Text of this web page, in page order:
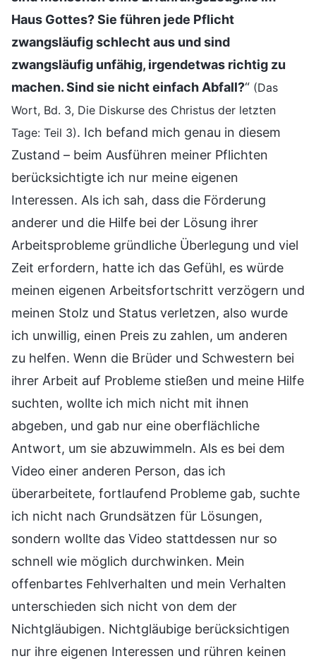
Haus Gottes? Sie führen jede Pflicht
zwangsläufig schlecht aus und sind
zwangsläufig unfähig, irgendetwas richtig zu
machen. Sind sie nicht einfach Abfall?“ (Das
Wort, Bd. 3, Die Diskurse des Christus der letzten
Tage: Teil 3). Ich befand mich genau in diesem
Zustand – beim Ausführen meiner Pflichten
berücksichtigte ich nur meine eigenen
Interessen. Als ich sah, dass die Förderung
anderer und die Hilfe bei der Lösung ihrer
Arbeitsprobleme gründliche Überlegung und viel
Zeit erfordern, hatte ich das Gefühl, es würde
meinen eigenen Arbeitsfortschritt verzögern und
meinen Stolz und Status verletzen, also wurde
ich unwillig, einen Preis zu zahlen, um anderen
zu helfen. Wenn die Brüder und Schwestern bei
ihrer Arbeit auf Probleme stießen und meine Hilfe
suchten, wollte ich mich nicht mit ihnen
abgeben, und gab nur eine oberflächliche
Antwort, um sie abzuwimmeln. Als es bei dem
Video einer anderen Person, das ich
überarbeitete, fortlaufend Probleme gab, suchte
ich nicht nach Grundsätzen für Lösungen,
sondern wollte das Video stattdessen nur so
schnell wie möglich durchwinken. Mein
offenbartes Fehlverhalten und mein Verhalten
unterschieden sich nicht von dem der
Nichtgläubigen. Nichtgläubige berücksichtigen
nur ihre eigenen Interessen und rühren keinen